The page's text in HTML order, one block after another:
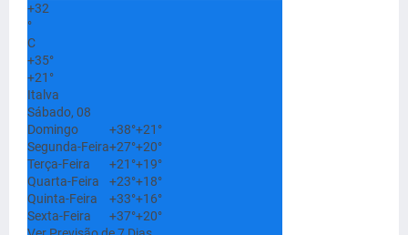
+32
°
C
+35°
+21°
Italva
Sábado, 08
Domingo
+38°+21°
Segunda-Feira+27°+20°
Terça-Feira
+21°+19°
Quarta-Feira
+23°+18°
Quinta-Feira
+33°+16°
Sexta-Feira
+37°+20°